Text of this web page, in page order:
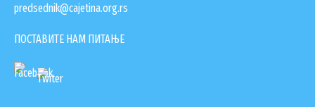
predsednik@cajetina.org.rs
ПОСТАВИТЕ НАМ ПИТАЊЕ